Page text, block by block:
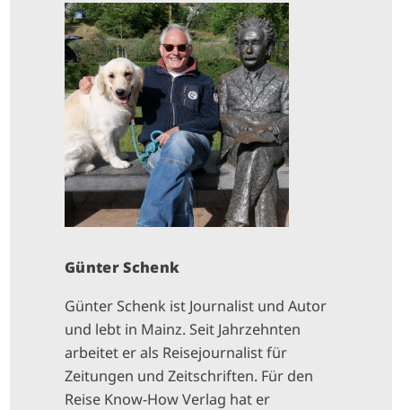
I
M
A
G
E
Günter Schenk
Günter Schenk ist Journalist und Autor
und lebt in Mainz. Seit Jahrzehnten
arbeitet er als Reisejournalist für
Zeitungen und Zeitschriften. Für den
Reise Know-How Verlag hat er